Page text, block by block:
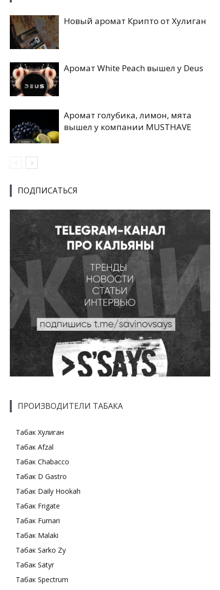
Новый аромат Крипто от Хулиган
Аромат White Peach вышел у Deus
Аромат голубика, лимон, мята
вышел у компании MUSTHAVE
ПОДПИСАТЬСЯ
ПРОИЗВОДИТЕЛИ ТАБАКА
Табак Хулиган
Табак Afzal
Табак Chabacco
Табак D Gastro
Табак Daily Hookah
Табак Frigate
Табак Fumari
Табак Malaki
Табак Sarko Zy
Табак Satyr
Табак Spectrum